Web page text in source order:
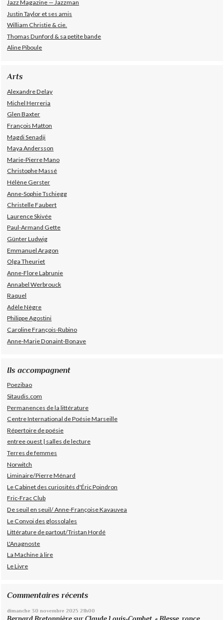
Jazz Magazine — Jazzman
Justin Taylor et ses amis
William Christie & cie.
Thomas Dunford & sa petite bande
Aline Piboule
Arts
Alexandre Delay
Michel Herreria
Glen Baxter
François Matton
Magdi Senadji
Maya Andersson
Marie-Pierre Mano
Christophe Massé
Hélène Gerster
Anne-Sophie Tschiegg
Christelle Faubert
Laurence Skivée
Paul-Armand Gette
Günter Ludwig
Emmanuel Aragon
Olga Theuriet
Anne-Flore Labrunie
Annabel Werbrouck
Raquel
Adèle Nègre
Philippe Agostini
Caroline François-Rubino
Anne-Marie Donaint-Bonave
Ils accompagnent
Poezibao
Sitaudis.com
Permanences de la littérature
Centre International de Poésie Marseille
Répertoire de poésie
entree ouest | salles de lecture
Terres de femmes
Norwitch
Liminaire/Pierre Ménard
Le Cabinet des curiosités d'Éric Poindron
Fric-Frac Club
De seuil en seuil/ Anne-Françoise Kavauvea
Le Convoi des glossolales
Littérature de partout/Tristan Hordé
L'Anagnoste
La Machine à lire
Le Livre
Commentaires récents
dimanche 30 novembre 2025 21h00